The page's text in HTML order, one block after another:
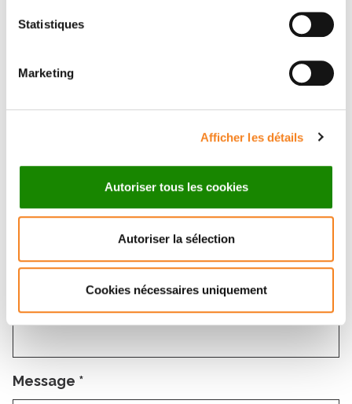
Statistiques
Marketing
Afficher les détails
Autoriser tous les cookies
Autoriser la sélection
Cookies nécessaires uniquement
Nom*
Email*
Message *